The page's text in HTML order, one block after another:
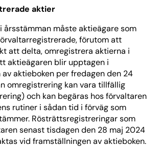
aktier
årsstämman måste aktieägare som
förutom att
att delta, omregistrera aktierna i
aktieägaren blir upptagen i
aktieboken per fredagen den 24
omregistrering kan vara tillfällig
och kan begäras hos förvaltaren
rutiner i sådan tid i förväg som
Rösträttsregistreringar som
senast tisdagen den 28 maj 2024
vid framställningen av aktieboken.